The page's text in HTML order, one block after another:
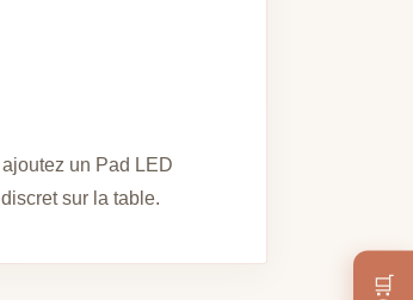
un Pad LED
sur la table.
🛒